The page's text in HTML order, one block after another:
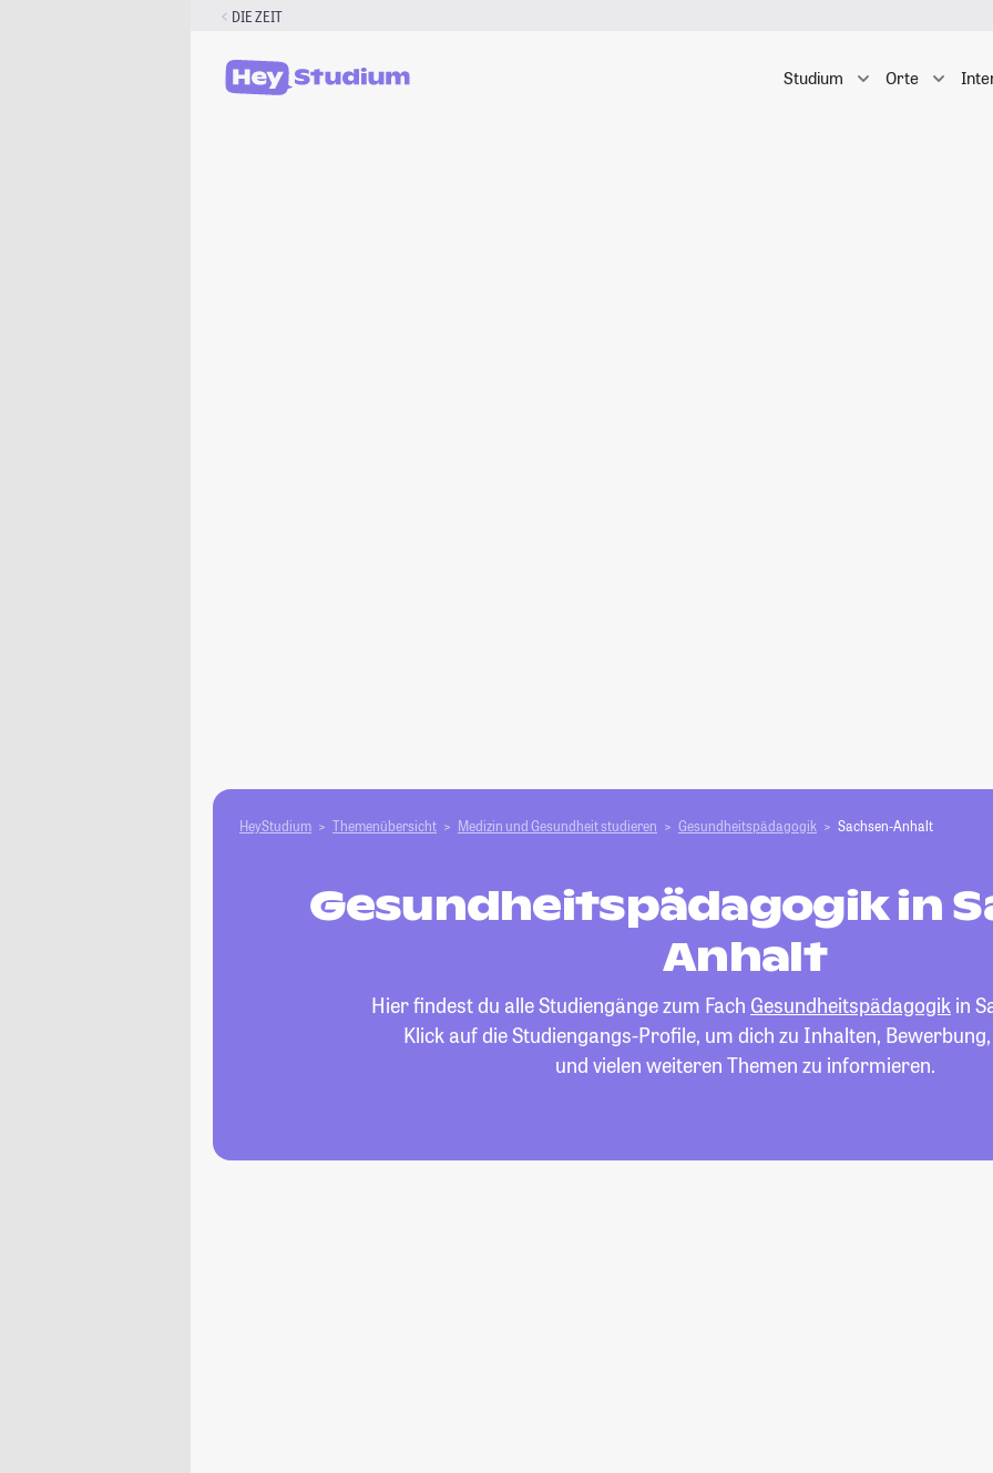
DIE ZEIT
Studium Orte
HeyStudium Themenübersicht Medizin und Gesundheit studieren Gesundheitspädagogik Sachsen-Anhalt
Gesundheitspädagogik in
Anhalt
Hier findest du alle Studiengänge zum Fach Gesundheitspädagogik in
Klick auf die Studiengangs-Profile, um dich zu Inhalten,
und vielen weiteren Themen zu informieren.